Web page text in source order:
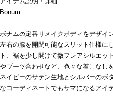
Bonum
ボナムの定番リメイクボディをデザイ
左右の脇を開閉可能なスリット仕様に
ト、裾を少し開けて微フレアシルエッ
やブーツ合わせなど、色々な着こなし
ネイビーのサテン生地とシルバーのボ
なコーディネートでもサマになるアイ